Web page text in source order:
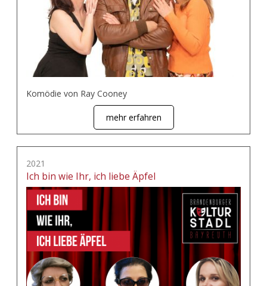
Komödie von Ray Cooney
mehr erfahren
2021
Ich bin wie Ihr, ich liebe Äpfel